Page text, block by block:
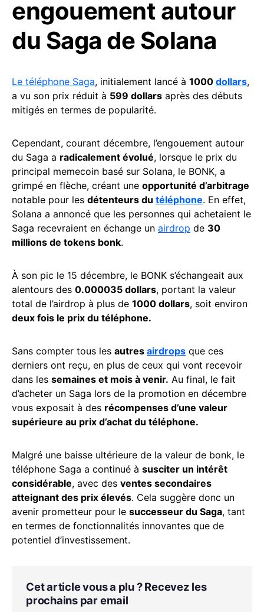
engouement autour
du Saga de Solana
Le téléphone Saga, initialement lancé à 1000 dollars,
a vu son prix réduit à 599 dollars après des débuts
mitigés en termes de popularité.
Cependant, courant décembre, l’engouement autour
du Saga a radicalement évolué, lorsque le prix du
principal memecoin basé sur Solana, le BONK, a
grimpé en flèche, créant une opportunité d’arbitrage
notable pour les détenteurs du téléphone. En effet,
Solana a annoncé que les personnes qui achetaient le
Saga recevraient en échange un airdrop de 30
millions de tokens bonk.
À son pic le 15 décembre, le BONK s’échangeait aux
alentours des 0.000035 dollars, portant la valeur
total de l’airdrop à plus de 1000 dollars, soit environ
deux fois le prix du téléphone.
Sans compter tous les autres airdrops que ces
derniers ont reçu, en plus de ceux qui vont recevoir
dans les semaines et mois à venir. Au final, le fait
d’acheter un Saga lors de la promotion en décembre
vous exposait à des récompenses d’une valeur
supérieure au prix d’achat du téléphone.
Malgré une baisse ultérieure de la valeur de bonk, le
téléphone Saga a continué à susciter un intérêt
considérable, avec des ventes secondaires
atteignant des prix élevés. Cela suggère donc un
avenir prometteur pour le successeur du Saga, tant
en termes de fonctionnalités innovantes que de
potentiel d’investissement.
Cet article vous a plu ? Recevez les
prochains par email